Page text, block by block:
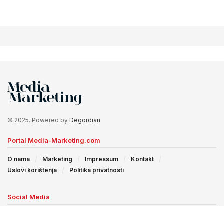
© 2025. Powered by Degordian
Portal Media-Marketing.com
O nama Marketing Impressum
Kontakt
Uslovi korištenja
Politika privatnosti
Social Media